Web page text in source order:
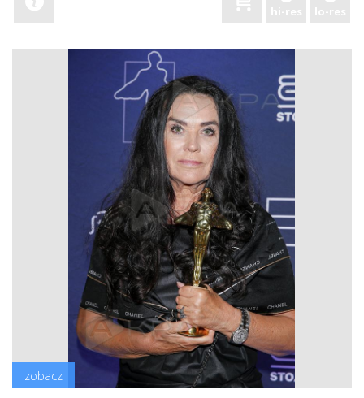
hi-res lo-res
zobacz